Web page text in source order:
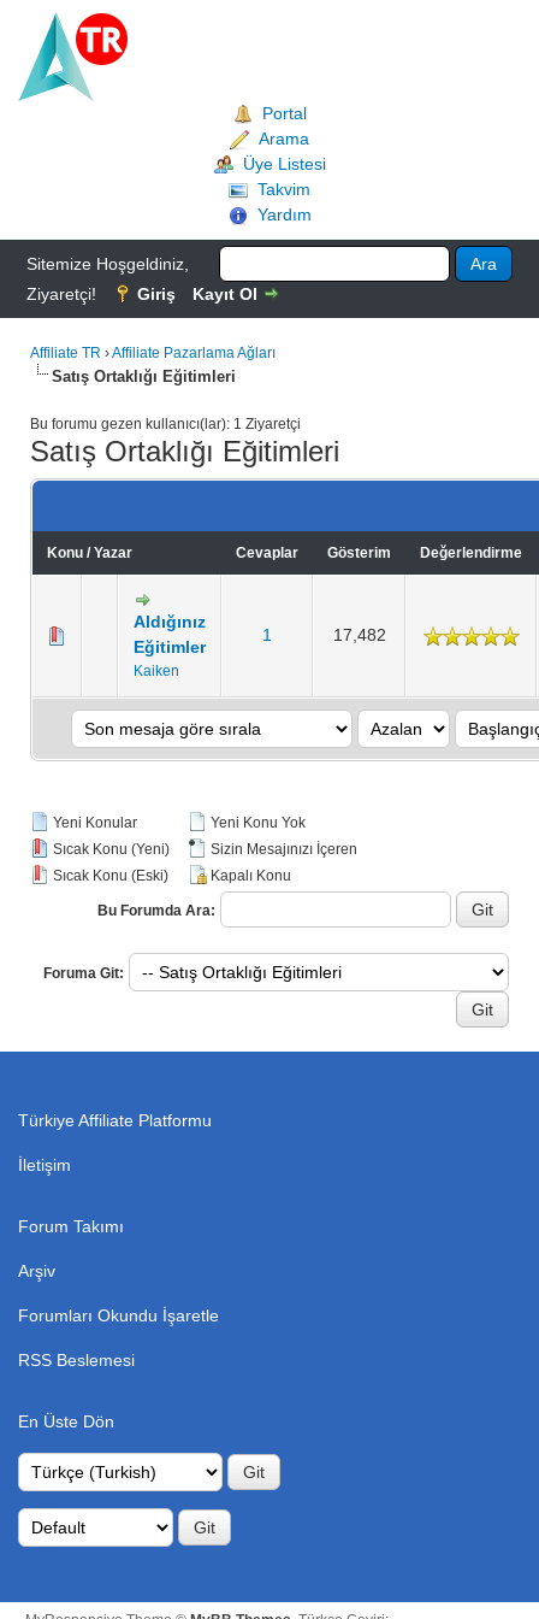
Portal
Arama
Üye Listesi
Takvim
Yardım
Sitemize Hoşgeldiniz,
Ziyaretçi!
Giriş Kayıt Ol
Affiliate TR ›Affiliate Pazarlama Ağları
Satış Ortaklığı Eğitimleri
Bu forumu gezen kullanıcı(lar): 1 Ziyaretçi
Satış Ortaklığı Eğitimleri
Konu /Yazar Cevaplar Gösterim Değerlendirme
Aldığınız
Eğitimler
Kaiken
1 17,482
Yeni Konular
Sıcak Konu (Yeni)
Sıcak Konu (Eski)
Yeni Konu Yok
Sizin Mesajınızı İçeren
Kapalı Konu
Bu Forumda Ara:
Foruma Git:
Türkiye Affiliate Platformu
İletişim
Forum Takımı
Arşiv
Forumları Okundu İşaretle
RSS Beslemesi
En Üste Dön